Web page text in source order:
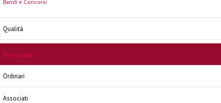
Bandi e Concorsi
Qualità
Personale
Ordinari
Associati